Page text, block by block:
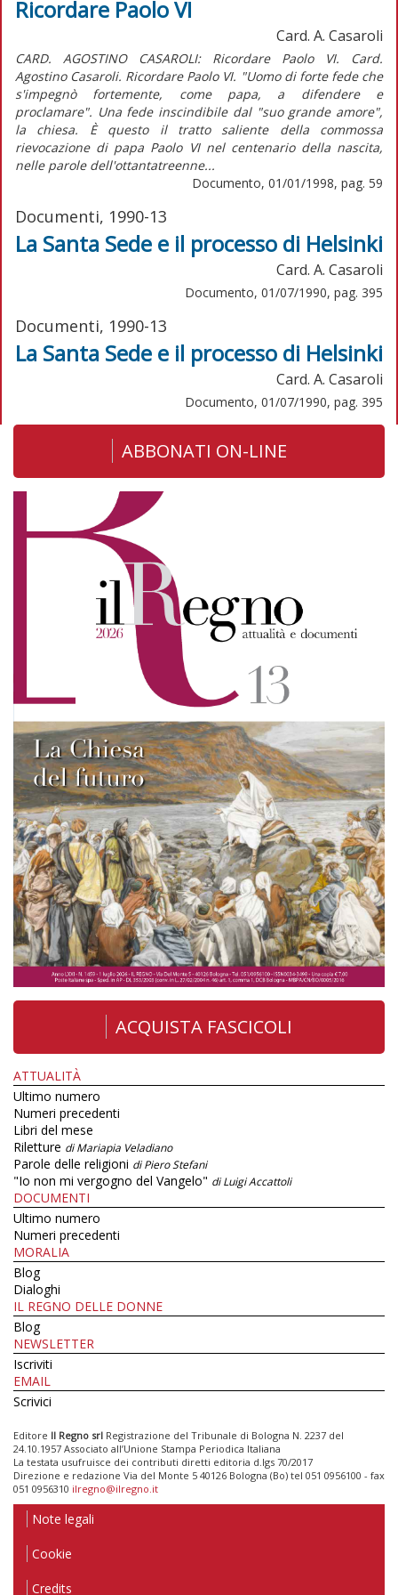
Ricordare Paolo VI
Card. A. Casaroli
CARD. AGOSTINO CASAROLI: Ricordare Paolo VI. Card.
Agostino Casaroli. Ricordare Paolo VI. "Uomo di forte fede che
s'impegnò fortemente, come papa, a difendere e
proclamare". Una fede inscindibile dal "suo grande amore",
la chiesa. È questo il tratto saliente della commossa
rievocazione di papa Paolo VI nel centenario della nascita,
nelle parole dell'ottantatreenne...
Documento, 01/01/1998, pag. 59
Documenti, 1990-13
La Santa Sede e il processo di Helsinki
Card. A. Casaroli
Documento, 01/07/1990, pag. 395
Documenti, 1990-13
La Santa Sede e il processo di Helsinki
Card. A. Casaroli
Documento, 01/07/1990, pag. 395
ABBONATI ON-LINE
ACQUISTA FASCICOLI
ATTUALITÀ
Ultimo numero
Numeri precedenti
Libri del mese
Riletture di Mariapia Veladiano
Parole delle religioni di Piero Stefani
"Io non mi vergogno del Vangelo" di Luigi Accattoli
DOCUMENTI
Ultimo numero
Numeri precedenti
MORALIA
Blog
Dialoghi
IL REGNO DELLE DONNE
Blog
NEWSLETTER
Iscriviti
EMAIL
Scrivici
Editore Il Regno srl Registrazione del Tribunale di Bologna N. 2237 del
24.10.1957 Associato all’Unione Stampa Periodica Italiana
La testata usufruisce dei contributi diretti editoria d.lgs 70/2017
Direzione e redazione Via del Monte 5 40126 Bologna (Bo) tel 051 0956100 - fax
051 0956310 ilregno@ilregno.it
Note legali
Cookie
Credits